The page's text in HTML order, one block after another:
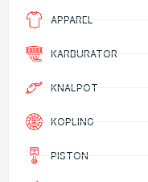
APPAREL
KARBURATOR
KNALPOT
KOPLING
PISTON